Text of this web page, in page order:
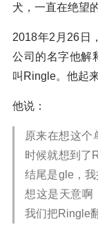
犬，一直在绝望
2018年2月26日
公司的名字他解
叫Ringle。他起
他说：
原来在想这个
时候就想到了
结尾是gle，
想这是天意啊
我们把Ringle